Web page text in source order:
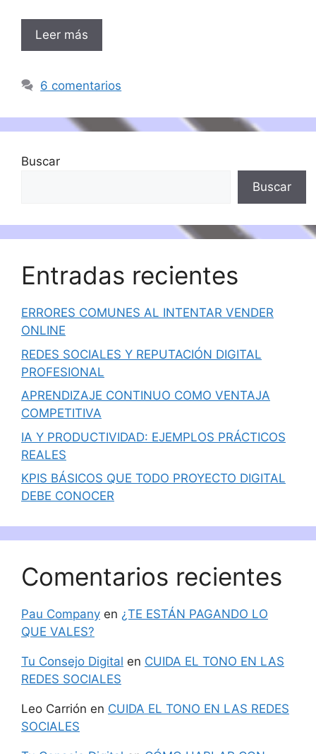
Leer más
6 comentarios
Buscar
Buscar
Entradas recientes
ERRORES COMUNES AL INTENTAR VENDER
ONLINE
REDES SOCIALES Y REPUTACIÓN DIGITAL
PROFESIONAL
APRENDIZAJE CONTINUO COMO VENTAJA
COMPETITIVA
IA Y PRODUCTIVIDAD: EJEMPLOS PRÁCTICOS
REALES
KPIS BÁSICOS QUE TODO PROYECTO DIGITAL
DEBE CONOCER
Comentarios recientes
Pau Company en ¿TE ESTÁN PAGANDO LO
QUE VALES?
Tu Consejo Digital en CUIDA EL TONO EN LAS
REDES SOCIALES
Leo Carrión en CUIDA EL TONO EN LAS REDES
SOCIALES